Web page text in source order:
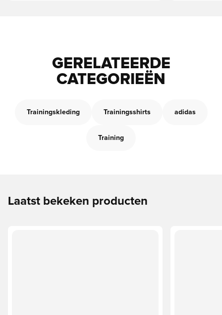
GERELATEERDE
CATEGORIEËN
Trainingskleding Trainingsshirts adidas
Training
Laatst bekeken producten